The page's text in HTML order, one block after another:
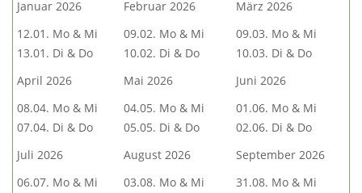
Januar 2026 Februar 2026
März 2026
12.01. Mo & Mi
13.01. Di & Do
09.02. Mo & Mi
10.02. Di & Do
09.03. Mo & Mi
10.03. Di & Do
April 2026
Mai 2026
Juni 2026
08.04. Mo & Mi
07.04. Di & Do
04.05. Mo & Mi
05.05. Di & Do
01.06. Mo & Mi
02.06. Di & Do
Juli 2026
August 2026
September 2026
06.07. Mo & Mi
03.08. Mo & Mi
31.08. Mo & Mi